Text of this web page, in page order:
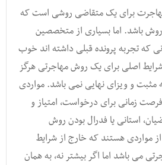
برای یک متقاضی روشی است که
باشد. اما بسیاری از متخصصین
که تجربه پرونده قبلی داشته اند خوب
اصلی برای یک روش مهاجرتی هرگز
و ویزای نهایی نمی باشد. مواردی
زمانی برای درخواست, امتیاز و
استانی یا فدرال بودن روش
مواردی هستند که خارج از شرایط
می باشد اما اگر بیشتر نه, به همان